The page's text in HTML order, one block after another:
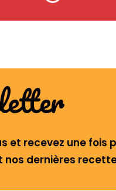
et recevez une fois
dernières